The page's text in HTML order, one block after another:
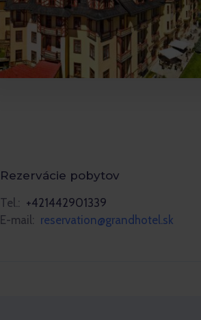
Rezervácie pobytov
Tel.: +421442901339
E-mail: reservation@grandhotel.sk